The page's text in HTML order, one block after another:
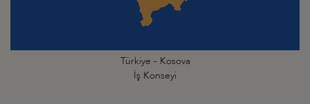
Türkiye - Kosova
İş Konseyi